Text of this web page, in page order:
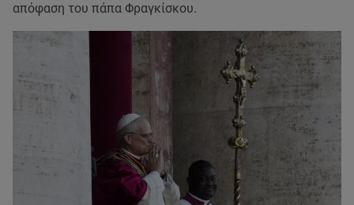
απόφαση του πάπα Φραγκίσκου.